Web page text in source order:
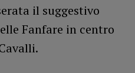
il suggestivo
Fanfare in centro